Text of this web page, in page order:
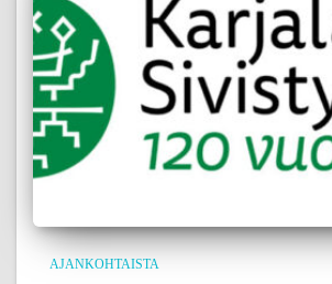
AJANKOHTAISTA